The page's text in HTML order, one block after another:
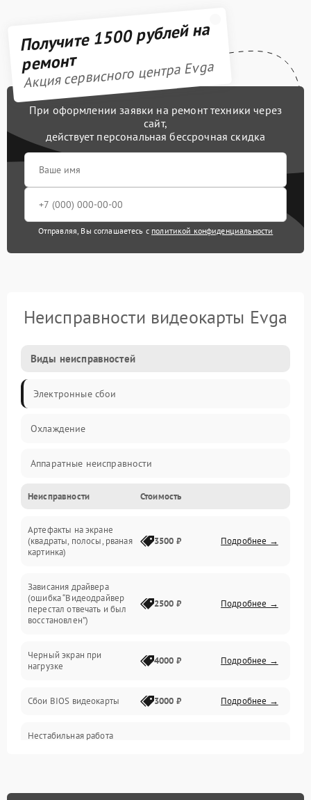
Получите 1500 рублей на
ремонт
Акция сервисного центра Evga
При оформлении заявки на ремонт техники через
сайт,
действует персональная бессрочная скидка
Отправляя, Вы соглашаетесь с политикой конфиденциальности
Неисправности видеокарты Evga
Виды неисправностей
Электронные сбои
Охлаждение
Аппаратные неисправности
Перегрев и термопроблемы
Видео
Интерфейсные и коммуникационные проблемы
Электропитание
ПО
Электронные компоненты
Неисправности Стоимость
Артефакты на экране
(квадраты, полосы, рваная
картинка)
3500 ₽ Подробнее →
Зависания драйвера
(ошибка “Видеодрайвер
перестал отвечать и был
восстановлен”)
2500 ₽ Подробнее →
Черный экран при
нагрузке
4000 ₽ Подробнее →
Сбои BIOS видеокарты 3000 ₽ Подробнее →
Нестабильная работа